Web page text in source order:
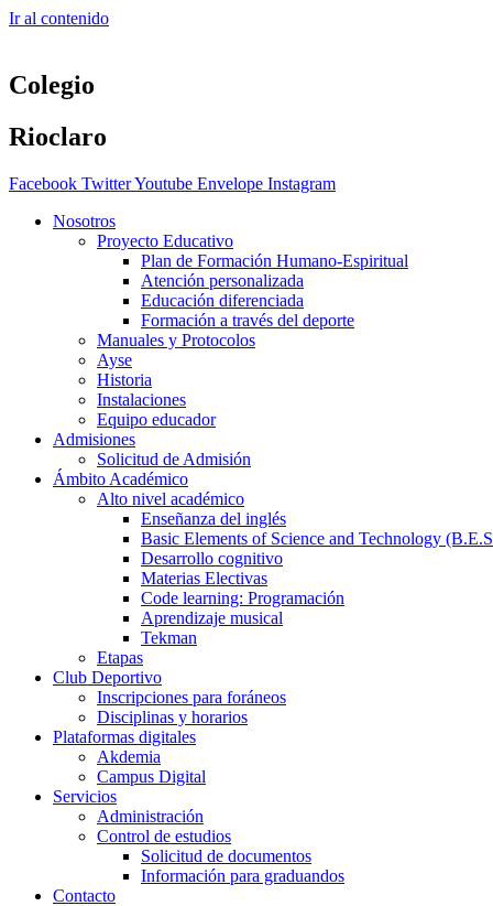
Ir al contenido
Colegio
Rioclaro
Facebook TwitterYoutube Envelope Instagram
Nosotros
Proyecto Educativo
Plan de Formación Humano-Espiritual
Atención personalizada
Educación diferenciada
Formación a través del deporte
Manuales y Protocolos
Ayse
Historia
Instalaciones
Equipo educador
Admisiones
Solicitud de Admisión
Ámbito Académico
Alto nivel académico
Enseñanza del inglés
Basic Elements of Science and Technology
Desarrollo cognitivo
Materias Electivas
Code learning: Programación
Aprendizaje musical
Tekman
Etapas
Club Deportivo
Inscripciones para foráneos
Disciplinas y horarios
Plataformas digitales
Akdemia
Campus Digital
Servicios
Administración
Control de estudios
Solicitud de documentos
Información para graduandos
Contacto